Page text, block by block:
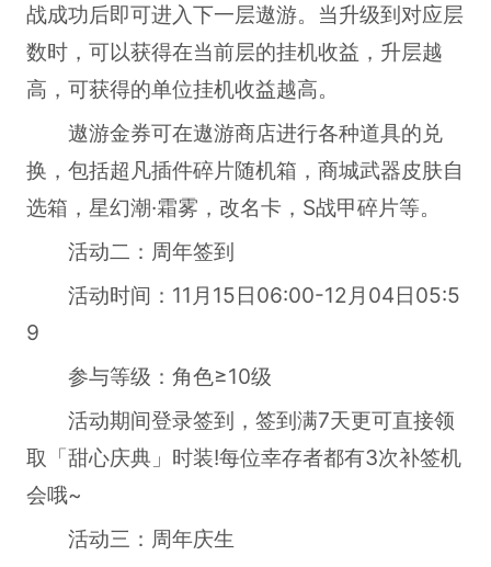
战成功后即可进入下一层遨游。当升级到对应层
数时，可以获得在当前层的挂机收益，升层越
高，可获得的单位挂机收益越高。
遨游金券可在遨游商店进行各种道具的兑
换，包括超凡插件碎片随机箱，商城武器皮肤自
选箱，星幻潮·霜雾，改名卡，S战甲碎片等。
活动二：周年签到
活动时间：11月15日06:00-12月04日05:5
9
参与等级：角色≥10级
活动期间登录签到，签到满7天更可直接领
取「甜心庆典」时装!每位幸存者都有3次补签机
会哦~
活动三：周年庆生